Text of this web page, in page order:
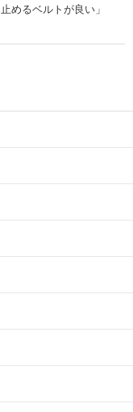
めるベルトが良い」